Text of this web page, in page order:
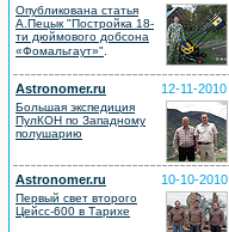
Опубликована статья
А.Пецык "Постройка 18-
ти дюймового добсона
«Фомальгаут»"
Astronomer.ru 12-11-2010
Большая экспедиция
ПулКОН по Западному
полушарию
Astronomer.ru 10-10-2010
Первый свет второго
Цейсс-600 в Тарихе